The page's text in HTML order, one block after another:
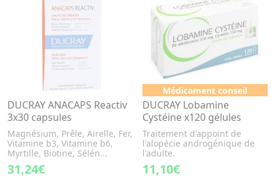
DUCRAY ANACAPS Reactiv
3x30 capsules
Magnésium, Prêle, Airelle, Fer,
Vitamine b3, Vitamine b6,
Myrtille, Biotine, Sélén...
31,24€
Médicament conseil
DUCRAY Lobamine
Cystéine x120 gélules
Traitement d'appoint de
l'alopécie androgénique de
l'adulte.
11,10€